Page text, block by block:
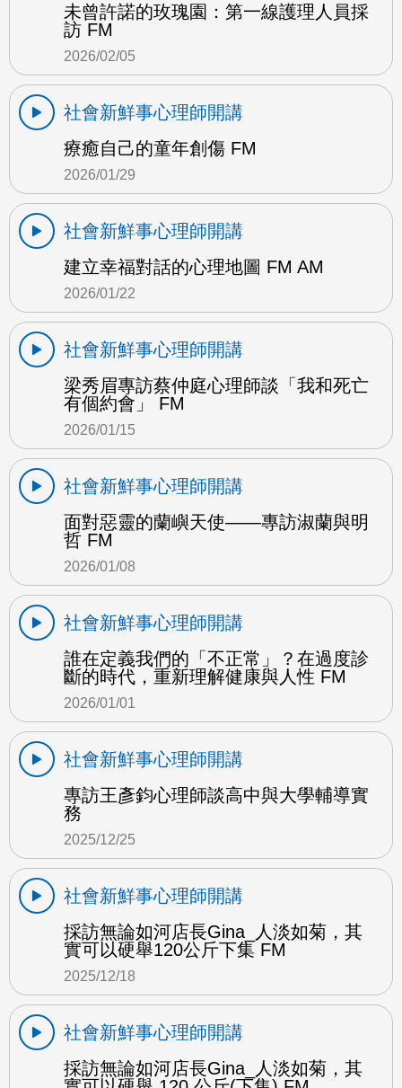
未曾許諾的玫瑰園：第一線護理人員採
訪 FM
2026/02/05
社會新鮮事心理師開講
療癒自己的童年創傷 FM
2026/01/29
社會新鮮事心理師開講
建立幸福對話的心理地圖 FM AM
2026/01/22
社會新鮮事心理師開講
梁秀眉專訪蔡仲庭心理師談「我和死亡
有個約會」 FM
2026/01/15
社會新鮮事心理師開講
面對惡靈的蘭嶼天使——專訪淑蘭與明
哲 FM
2026/01/08
社會新鮮事心理師開講
誰在定義我們的「不正常」？在過度診
斷的時代，重新理解健康與人性 FM
2026/01/01
社會新鮮事心理師開講
專訪王彥鈞心理師談高中與大學輔導實
務
2025/12/25
社會新鮮事心理師開講
採訪無論如河店長Gina_人淡如菊，其
實可以硬舉120公斤下集 FM
2025/12/18
社會新鮮事心理師開講
採訪無論如河店長Gina_人淡如菊，其